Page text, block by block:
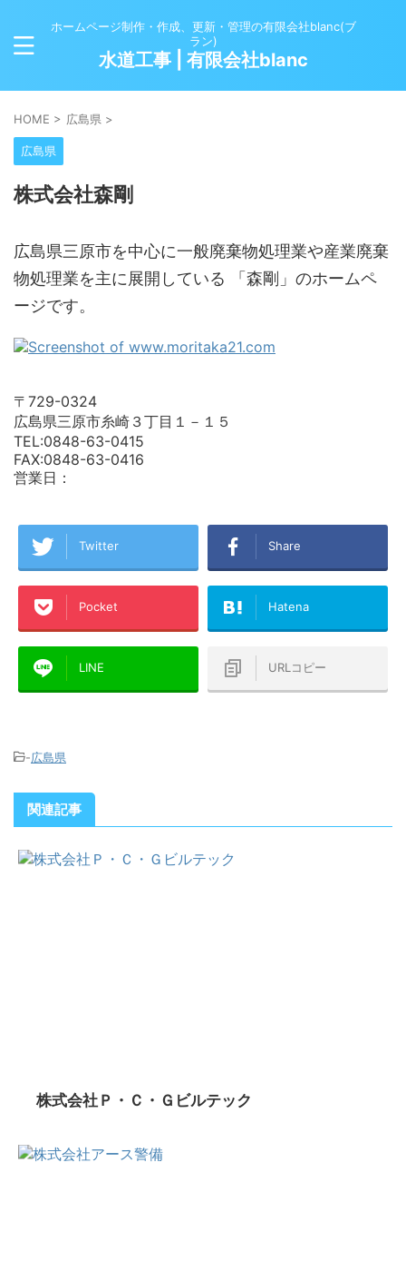
ホームページ制作・作成、更新・管理の有限会社blanc(ブ
ラン)
水道工事 | 有限会社blanc
HOME > 広島県 >
広島県
株式会社森剛
広島県三原市を中心に一般廃棄物処理業や産業廃棄
物処理業を主に展開している 「森剛」のホームペ
ージです。
〒729-0324
広島県三原市糸崎３丁目１－１５
TEL:0848-63-0415
FAX:0848-63-0416
営業日：
Twitter Share
Pocket Hatena
LINE URLコピー
-広島県
関連記事
株式会社Ｐ・Ｃ・Ｇビルテック